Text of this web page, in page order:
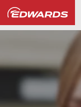
...